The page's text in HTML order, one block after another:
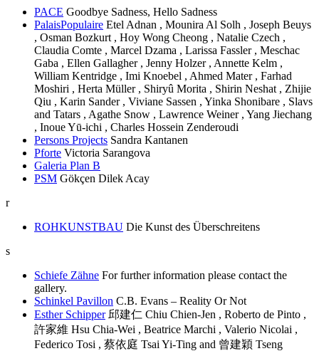
PACE Goodbye Sadness, Hello Sadness
PalaisPopulaire Etel Adnan , Mounira Al Solh , Joseph Beuys
, Osman Bozkurt , Hoy Wong Cheong , Natalie Czech ,
Claudia Comte , Marcel Dzama , Larissa Fassler , Meschac
Gaba , Ellen Gallagher , Jenny Holzer , Annette Kelm ,
William Kentridge , Imi Knoebel , Ahmed Mater , Farhad
Moshiri , Herta Müller , Shiryû Morita , Shirin Neshat , Zhijie
Qiu , Karin Sander , Viviane Sassen , Yinka Shonibare , Slavs
and Tatars , Agathe Snow , Lawrence Weiner , Yang Jiechang
, Inoue Yū-ichi , Charles Hossein Zenderoudi
Persons Projects Sandra Kantanen
Pforte Victoria Sarangova
Galeria Plan B
PSM Gökçen Dilek Acay
r
ROHKUNSTBAU Die Kunst des Überschreitens
s
Schiefe Zähne For further information please contact the
gallery.
Schinkel Pavillon C.B. Evans – Reality Or Not
Esther Schipper 邱建仁 Chiu Chien-Jen , Roberto de Pinto ,
許家維 Hsu Chia-Wei , Beatrice Marchi , Valerio Nicolai ,
Federico Tosi , 蔡依庭 Tsai Yi-Ting and 曾建穎 Tseng